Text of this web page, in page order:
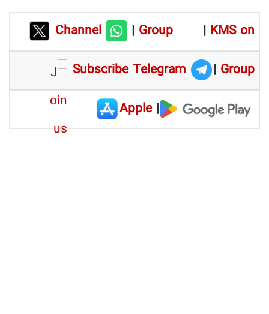
Channel |Group | KMS on
Subscribe Telegram
| Group
|
Apple